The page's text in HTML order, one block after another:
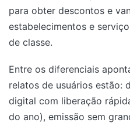
para obter descontos e
estabelecimentos e
de classe.
Entre os diferenciais
relatos de usuários estão:
digital com liberação
do ano), emissão sem